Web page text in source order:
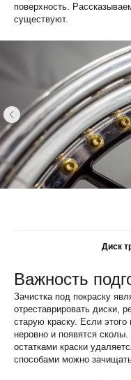
поверхность.
существуют.
Диск
Важность
Зачистка под покраску
отреставрировать диски,
старую краску. Если
неровно и появятся
остатками краски
способами можно